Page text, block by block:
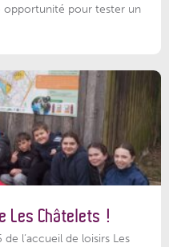
opportunité pour tester un
Les Châtelets !
l’accueil de loisirs Les